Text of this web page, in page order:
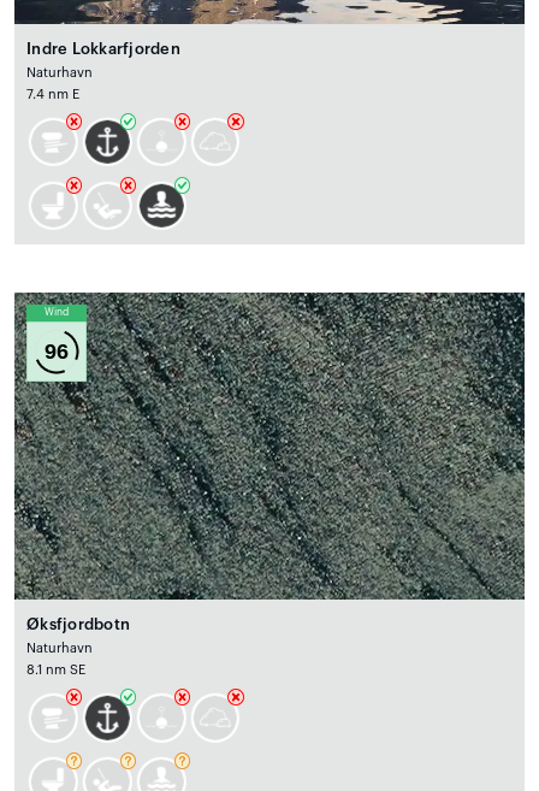
Indre Lokkarfjorden
Naturhavn
7.4 nm E
Wind
96
Øksfjordbotn
Naturhavn
8.1 nm SE